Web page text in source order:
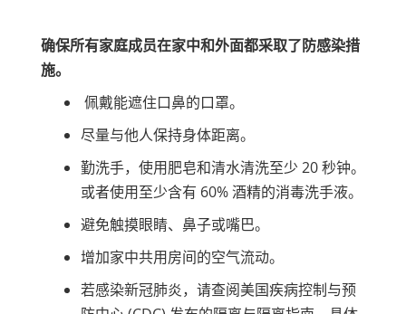
确保所有家庭成员在家中和外面都采取了防感染措
施。
佩戴能遮住口鼻的口罩。
尽量与他人保持身体距离。
勤洗手，使用肥皂和清水清洗至少 20 秒钟。
或者使用至少含有 60% 酒精的消毒洗手液。
避免触摸眼睛、鼻子或嘴巴。
增加家中共用房间的空气流动。
若感染新冠肺炎，请查阅美国疾病控制与预